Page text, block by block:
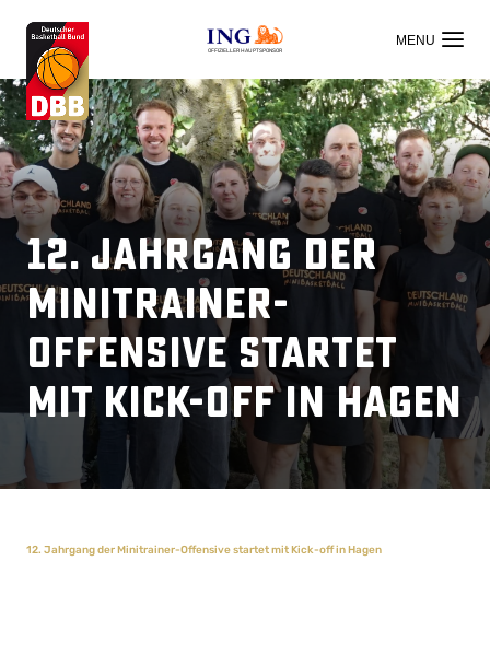
OFFIZIELLER HAUPTSPONSOR
12. Jahrgang der
Minitrainer-
Offensive startet
mit Kick-off in Hagen
12. Jahrgang der Minitrainer-Offensive startet mit Kick-off in Hagen